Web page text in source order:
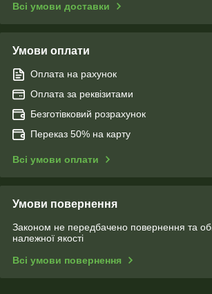
Всі умови доставки
Умови оплати
Оплата на рахунок
Оплата за реквізитами
Безготівковий розрахунок
Переказ 50% на карту
Всі умови оплати
Умови повернення
Законом не передбачено повернення та
належної якості
Всі умови повернення